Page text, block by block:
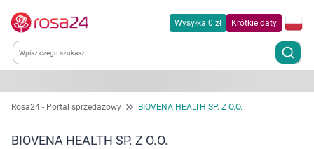
Wysyłka 0 zł Krótkie daty
Kategorie
Chemia gospodarcza
Rosa24 - Portal sprzedażowy BIOVENA HEALTH SP. Z O.O.
BIOVENA HEALTH SP. Z O.O.